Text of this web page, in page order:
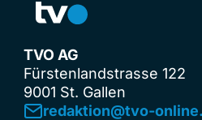
TVO AG
Fürstenlandstrasse 122
9001 St. Gallen
redaktion@tvo-